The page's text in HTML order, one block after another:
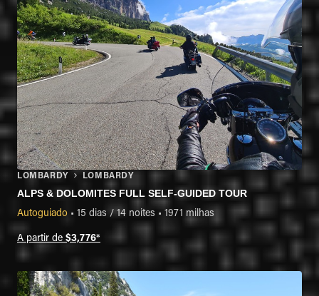
LOMBARDY LOMBARDY
ALPS & DOLOMITES FULL SELF-GUIDED TOUR
Autoguiado • 15 dias / 14 noites • 1971 milhas
A partir de $3,776*